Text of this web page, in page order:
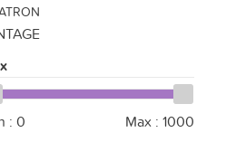
: 0 Max : 1000